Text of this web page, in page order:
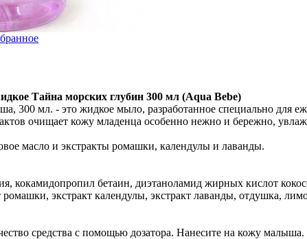
Тайна морских глубин 300 мл (Aqua Bebe)
300 мл. - это жидкое мыло, разработанное специально для
очищает кожу младенца особенно нежно и бережно,
масло и экстракты ромашки, календулы и лаванды.
кокамидопропил бетаин, диэтаноламид жирных кислот
ромашки, экстракт календулы, экстракт лаванды, отдушка,
средства с помощью дозатора. Нанесите на кожу